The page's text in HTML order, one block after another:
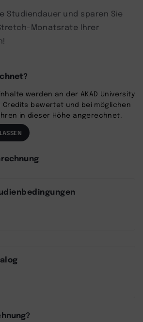
Studiendauer und sparen Sie
Monatsrate Ihrer
werden an der AKAD University
bewertet und bei möglichen
in dieser Höhe angerechnet.